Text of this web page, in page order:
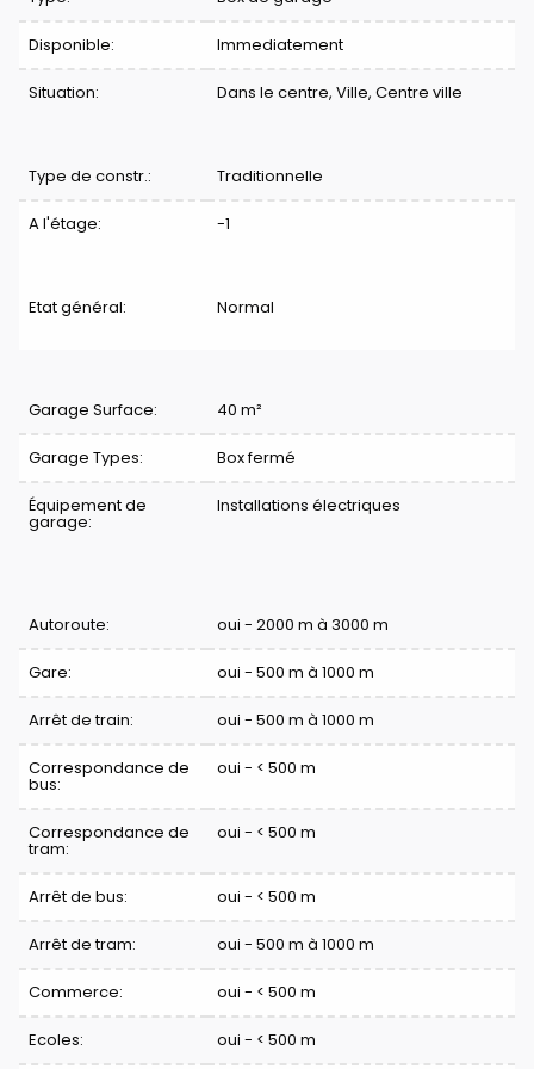
Disponible: Immediatement
Situation: Dans le centre, Ville, Centre ville
Type de constr.: Traditionnelle
A l'étage: -1
Etat général: Normal
Division
Garage Surface: 40 m²
Garage Types: Box fermé
Équipement de
garage:
Installations électriques
Confort
Autoroute: oui - 2000 m à 3000 m
Gare: oui - 500 m à 1000 m
Arrêt de train: oui - 500 m à 1000 m
Correspondance de
bus:
oui - < 500 m
Correspondance de
tram:
oui - < 500 m
Arrêt de bus: oui - < 500 m
Arrêt de tram: oui - 500 m à 1000 m
Commerce: oui - < 500 m
Ecoles: oui - < 500 m